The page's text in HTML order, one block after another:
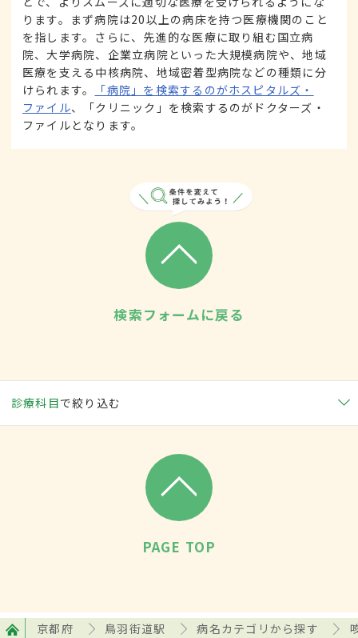
ります。まず病院は20以上の病床を持つ医療機関のこと
を指します。さらに、先進的な医療に取り組む国立病
院、大学病院、企業立病院といった大規模病院や、地域
医療を支える中核病院、地域密着型病院などの種類に分
けられます。
「病院」を検索するのがホスピタルズ・
ファイル、「クリニック」を検索するのがドクターズ・
ファイルとなります。
検索フォームに戻る
診療科目で絞り込む
PAGE TOP
京都府 鳥羽街道駅 病名カテゴリから探す